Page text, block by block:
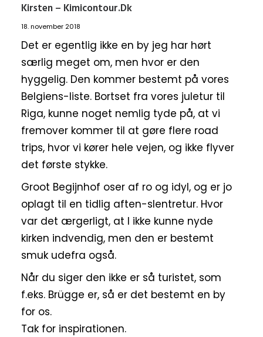
Kirsten – Kimicontour.dk
18. november 2018
Det er egentlig ikke en by jeg har hørt
særlig meget om, men hvor er den
hyggelig. Den kommer bestemt på vores
Belgiens-liste. Bortset fra vores juletur til
Riga, kunne noget nemlig tyde på, at vi
fremover kommer til at gøre flere road
trips, hvor vi kører hele vejen, og ikke flyver
det første stykke.
Groot Begijnhof oser af ro og idyl, og er jo
oplagt til en tidlig aften-slentretur. Hvor
var det ærgerligt, at I ikke kunne nyde
kirken indvendig, men den er bestemt
smuk udefra også.
Når du siger den ikke er så turistet, som
f.eks. Brügge er, så er det bestemt en by
for os.
Tak for inspirationen.